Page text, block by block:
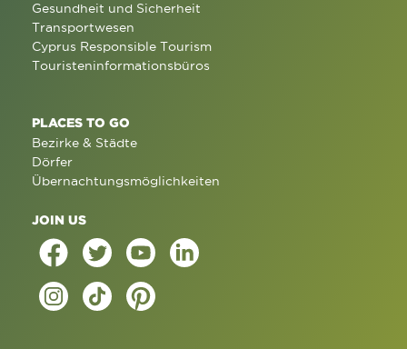
Gesundheit und Sicherheit
Transportwesen
Cyprus Responsible Tourism
Touristeninformationsbüros
PLACES TO GO
Bezirke & Städte
Dörfer
Übernachtungsmöglichkeiten
JOIN US